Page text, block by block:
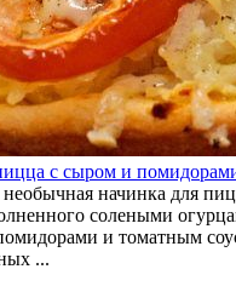
с сыром и
начинка для
солеными
и томатным
...